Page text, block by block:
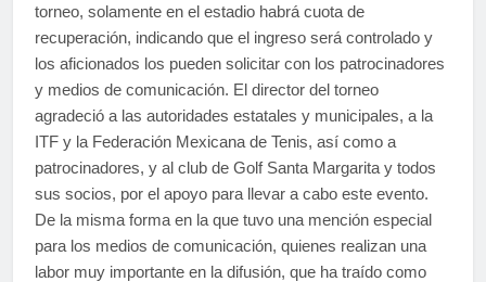
torneo, solamente en el estadio habrá cuota de
recuperación, indicando que el ingreso será controlado y
los aficionados los pueden solicitar con los patrocinadores
y medios de comunicación. El director del torneo
agradeció a las autoridades estatales y municipales, a la
ITF y la Federación Mexicana de Tenis, así como a
patrocinadores, y al club de Golf Santa Margarita y todos
sus socios, por el apoyo para llevar a cabo este evento.
De la misma forma en la que tuvo una mención especial
para los medios de comunicación, quienes realizan una
labor muy importante en la difusión, que ha traído como